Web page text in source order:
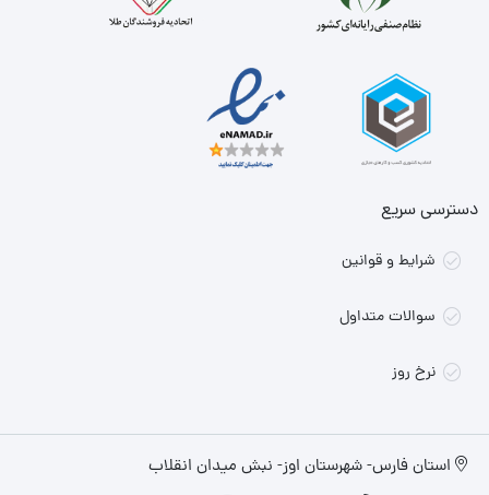
دسترسی سریع
شرایط و قوانین
سوالات متداول
نرخ روز
استان فارس- شهرستان اوز- نبش میدان انقلاب